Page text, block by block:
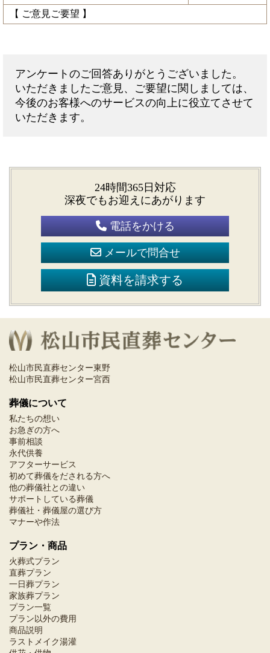
【 ご意見ご要望 】
アンケートのご回答ありがとうございました。
いただきましたご意見、ご要望に関しましては、
今後のお客様へのサービスの向上に役立てさせて
いただきます。
24時間365日対応
深夜でもお迎えにあがります
電話をかける
メールで問合せ
資料を請求する
松山市民直葬センター東野
松山市民直葬センター宮西
葬儀について
私たちの想い
お急ぎの方へ
事前相談
永代供養
アフターサービス
初めて葬儀をだされる方へ
他の葬儀社との違い
サポートしている葬儀
葬儀社・葬儀屋の選び方
マナーや作法
プラン・商品
火葬式プラン
直葬プラン
一日葬プラン
家族葬プラン
プラン一覧
プラン以外の費用
商品説明
ラストメイク湯灌